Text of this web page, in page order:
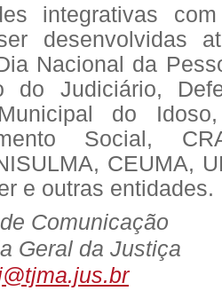
integrativas
desenvolvidas
Nacional da
do Judiciário,
do
Social,
CEUMA,
e outras entidades.
Comunicação
Geral da Justiça